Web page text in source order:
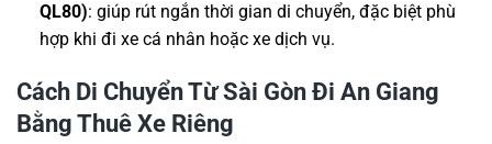
QL80): giúp rút ngắn thời gian di chuyển, đặc biệt phù
hợp khi đi xe cá nhân hoặc xe dịch vụ.
Cách Di Chuyển Từ Sài Gòn Đi An Giang
Bằng Thuê Xe Riêng